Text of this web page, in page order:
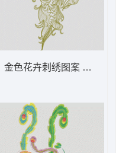
金色花卉刺绣图案 抽象 复